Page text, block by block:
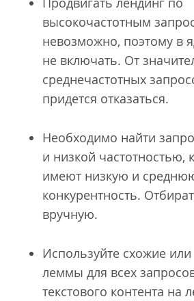
высокочастотным
невозможно, поэтому в
не включать. От
среднечастотных
придется отказаться.
Необходимо найти
и низкой частотностью,
имеют низкую и
конкурентность.
вручную.
Используйте схожие
леммы для всех
текстового контента на